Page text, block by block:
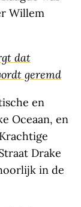
Willem
dat
geremd
en
Oceaan, en
Drake
in de